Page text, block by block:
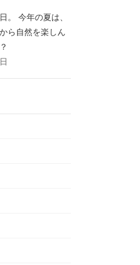
。 今年の夏は、
ら自然を楽しん